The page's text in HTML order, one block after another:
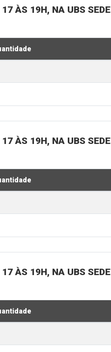
ÀS 19H, NA UBS SEDE
ÀS 19H, NA UBS SEDE
ÀS 19H, NA UBS SEDE